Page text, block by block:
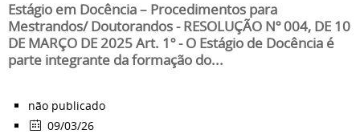
Estágio em Docência – Procedimentos para
Mestrandos/ Doutorandos - RESOLUÇÃO Nº 004, DE 10
DE MARÇO DE 2025 Art. 1º - O Estágio de Docência é
parte integrante da formação do...
não publicado
09/03/26